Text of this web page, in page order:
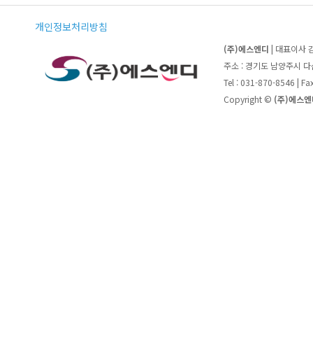
개인정보처리방침
(주)에스엔디 | 대표이사
주소 : 경기도 남양주시
Tel : 031-870-8546 |
Copyright © (주)에스